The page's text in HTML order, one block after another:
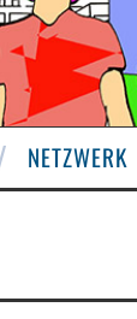
NETZWERK